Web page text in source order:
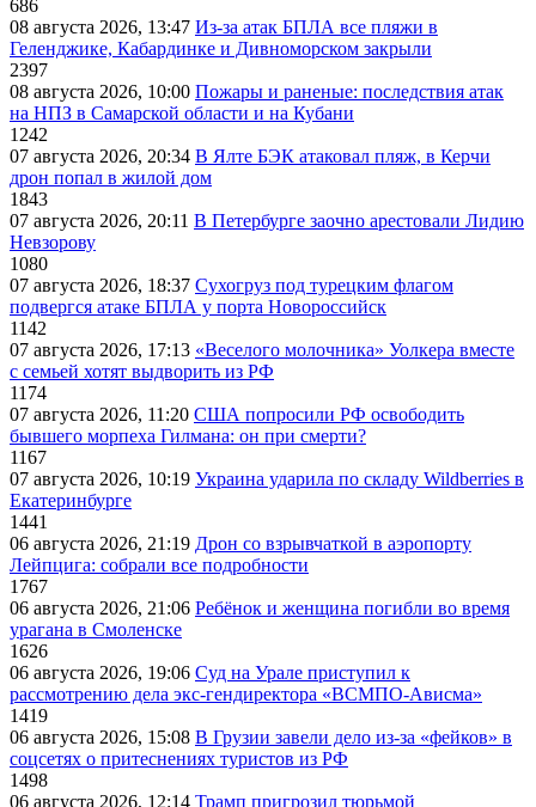
686
08 августа 2026, 13:47 Из-за атак БПЛА все пляжи в
Геленджике, Кабардинке и Дивноморском закрыли
2397
08 августа 2026, 10:00 Пожары и раненые: последствия атак
на НПЗ в Самарской области и на Кубани
1242
07 августа 2026, 20:34 В Ялте БЭК атаковал пляж, в Керчи
дрон попал в жилой дом
1843
07 августа 2026, 20:11 В Петербурге заочно арестовали Лидию
Невзорову
1080
07 августа 2026, 18:37 Сухогруз под турецким флагом
подвергся атаке БПЛА у порта Новороссийск
1142
07 августа 2026, 17:13 «Веселого молочника» Уолкера вместе
с семьей хотят выдворить из РФ
1174
07 августа 2026, 11:20 США попросили РФ освободить
бывшего морпеха Гилмана: он при смерти?
1167
07 августа 2026, 10:19 Украина ударила по складу Wildberries в
Екатеринбурге
1441
06 августа 2026, 21:19 Дрон со взрывчаткой в аэропорту
Лейпцига: собрали все подробности
1767
06 августа 2026, 21:06 Ребёнок и женщина погибли во время
урагана в Смоленске
1626
06 августа 2026, 19:06 Суд на Урале приступил к
рассмотрению дела экс-гендиректора «ВСМПО-Ависма»
1419
06 августа 2026, 15:08 В Грузии завели дело из-за «фейков» в
соцсетях о притеснениях туристов из РФ
1498
06 августа 2026, 12:14 Трамп пригрозил тюрьмой